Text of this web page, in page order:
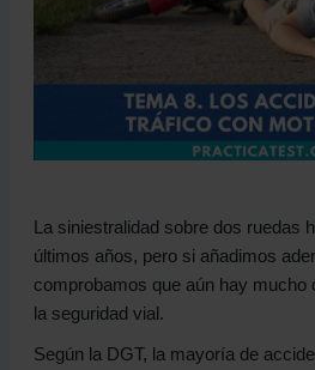
amputación
10. Comportamiento en caso de
11. Comprobación de la
accidente
La siniestralidad sobre dos ruedas
últimos años, pero si añadimos
comprobamos que aún hay mucho
la seguridad vial.
Según la DGT, la mayoría de